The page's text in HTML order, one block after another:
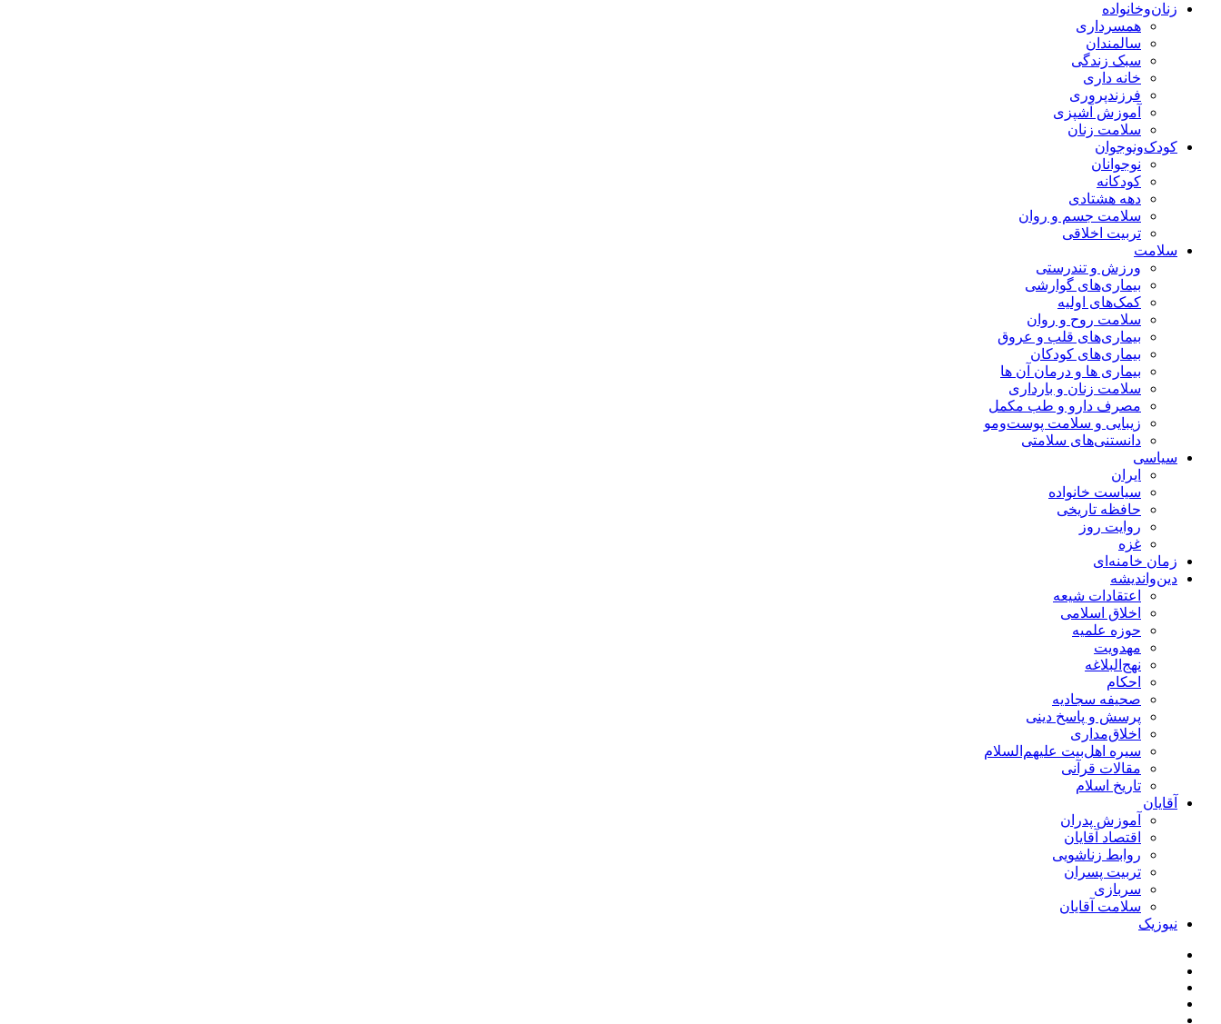
زنان‌وخانواده
همسرداری
سالمندان
سبک زندگی
خانه داری
فرزندپروری
آموزش آشپزی
سلامت زنان
کودک‌ونوجوان
نوجوانان
کودکانه
دهه هشتادی
سلامت جسم و روان
تربیت اخلاقی
سلامت
ورزش و تندرستی
بیماری‌های گوارشی
کمک‌های اولیه
سلامت روح و روان
بیماری‌های قلب و عروق
بیماری‌های کودکان
بیماری ها و درمان آن ها
سلامت زنان و بارداری
مصرف دارو و طب مکمل
زیبایی و سلامت پوست‌ومو
دانستنی‌های سلامتی
سیاسی
ایران
سیاست خانواده
حافظه تاریخی
روایت روز
غزه
زمان خامنه‌ای
دین‌واندیشه
اعتقادات شیعه
اخلاق اسلامی
حوزه علمیه
مهدویت
نهج‌البلاغه
احکام
صحیفه سجادیه
پرسش و پاسخ دینی
اخلاق‌مداری
سیره اهل‌بیت علیهم‌السلام
مقالات قرآنی
تاریخ اسلام
آقایان
آموزش پدران
اقتصاد آقایان
روابط زناشویی
تربیت پسران
سربازی
سلامت آقایان
نیوزیک